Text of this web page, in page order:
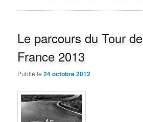
Le parcours du Tour de
France 2013
Publié le24 octobre 2012